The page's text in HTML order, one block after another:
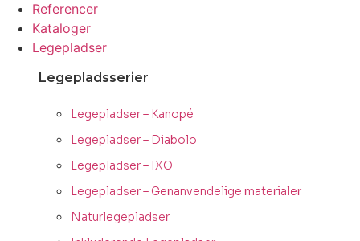
Referencer
Kataloger
Legepladser
Legepladsserier
Legepladser – Kanopé
Legepladser – Diabolo
Legepladser – IXO
Legepladser – Genanvendelige materialer
Naturlegepladser